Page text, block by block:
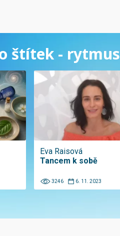
štítek - rytmus
Eva Raisová
Tancem k sobě
3246 6. 11. 2023